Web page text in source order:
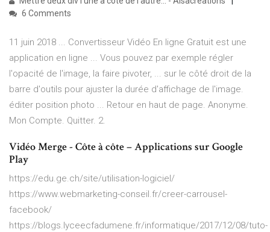
6 Comments
11 juin 2018 ... Convertisseur Vidéo En ligne Gratuit est une
application en ligne ... Vous pouvez par exemple régler
l'opacité de l'image, la faire pivoter, ... sur le côté droit de la
barre d'outils pour ajuster la durée d'affichage de l'image.
éditer position photo ... Retour en haut de page. Anonyme.
Mon Compte. Quitter. 2.
Vidéo Merge - Côte à côte – Applications sur Google
Play
https://edu.ge.ch/site/utilisation-logiciel/
https://www.webmarketing-conseil.fr/creer-carrousel-
facebook/
https://blogs.lyceecfadumene.fr/informatique/2017/12/08/tuto-